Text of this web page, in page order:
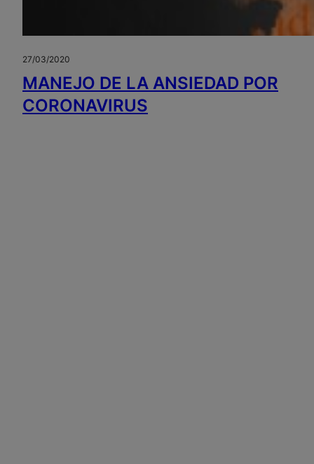
27/03/2020
MANEJO DE LA ANSIEDAD POR
CORONAVIRUS